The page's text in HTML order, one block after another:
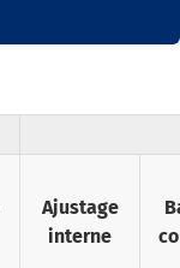
Ajustage
interne